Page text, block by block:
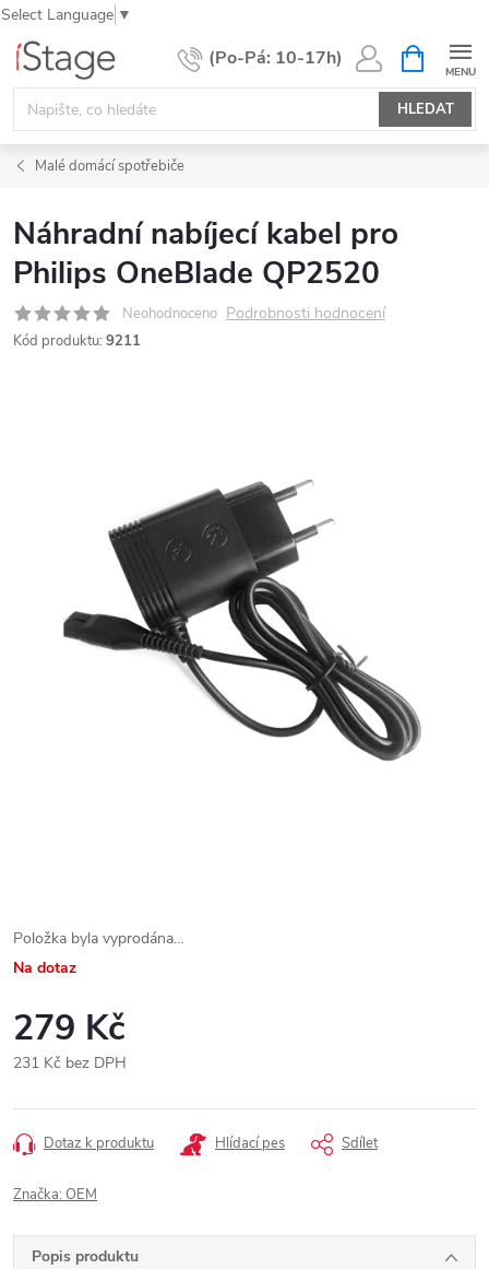
Select Language ▼
Přejít
obsah
HLEDAT
NÁKUPNÍ
KOŠÍK
Malé domácí spotřebiče
Náhradní nabíjecí kabel pro
Philips OneBlade QP2520
Neohodnoceno Podrobnosti hodnocení
Kód produktu: 9211
Položka byla vyprodána…
Na dotaz
279 Kč
231 Kč bez DPH
cena:
Dotaz k produktu Hlídací pes Sdílet
Značka: OEM
Popis produktu